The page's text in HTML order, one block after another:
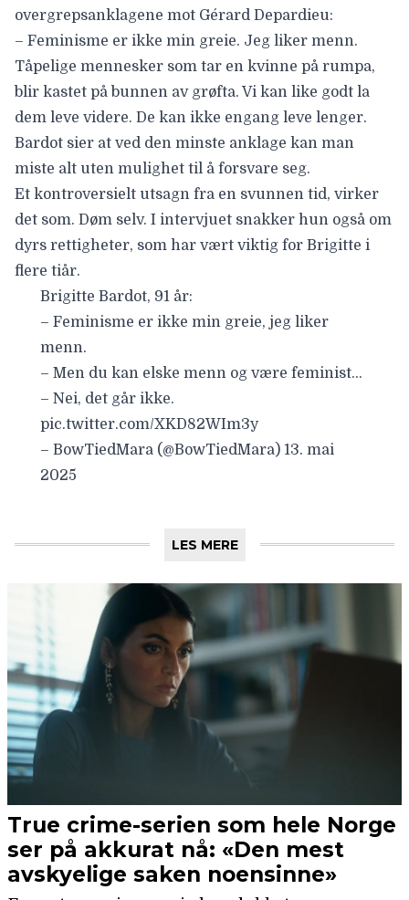
overgrepsanklagene mot Gérard Depardieu:
– Feminisme er ikke min greie. Jeg liker menn.
Tåpelige mennesker som tar en kvinne på rumpa,
blir kastet på bunnen av grøfta. Vi kan like godt la
dem leve videre. De kan ikke engang leve lenger.
Bardot sier at ved den minste anklage kan man
miste alt uten mulighet til å forsvare seg.
Et kontroversielt utsagn fra en svunnen tid, virker
det som. Døm selv. I intervjuet snakker hun også om
dyrs rettigheter, som har vært viktig for Brigitte i
flere tiår.
Brigitte Bardot, 91 år:
– Feminisme er ikke min greie, jeg liker
menn.
– Men du kan elske menn og være feminist…
– Nei, det går ikke.
pic.twitter.com/XKD82WIm3y
– BowTiedMara (@BowTiedMara) 13. mai
2025
LES MERE